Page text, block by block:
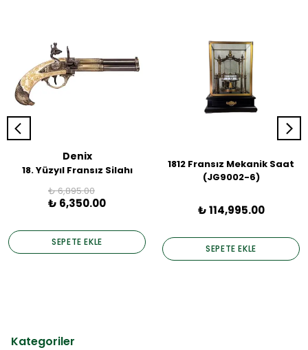
Denix
18. Yüzyıl Fransız Silahı
₺ 6,895.00
₺ 6,350.00
SEPETE EKLE
1812 Fransız Mekanik Saat
(JG9002-6)
₺ 114,995.00
SEPETE EKLE
Kategoriler